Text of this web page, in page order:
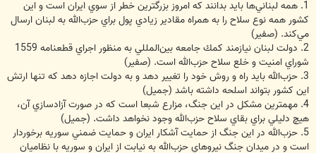
1. همه لبناني‌ها بايد بدانند كه امروز بزرگترين خطر از سوي ايران است و اين
كشور همه نوع سلاح را به همراه مقادير زيادي پول براي حزب‌الله به لبنان ارسال
مي‌كند. (صفير)
2. دولت لبنان نيازمند كمك جامعه بين‌‌المللي به منظور اجراي قطعنامه 1559
شوراي امنيت و خلع سلاح حزب‌الله است. (صفير)
3. حزب‌الله بايد راه و روش خود را تغيير دهد و به دولت اجازه دهد كه تنها ارتش
اين كشور بتواند اسلحه داشته باشد (جميل)
4. مهمترين مشكل در اين جنگ، مزارع شبعا است كه در صورت آزادسازي آن،
هيچ دليلي براي بقاي سلاح حزب‌الله وجود نخواهد داشت. (جميل)
5. حزب‌الله در اين جنگ از حمايت آشكار ايران و حمايت ضمني سوريه برخوردار
است و در ميدان جنگ نيروهاي حزب‌الله به نيابت از ايران و سوريه با نظاميان